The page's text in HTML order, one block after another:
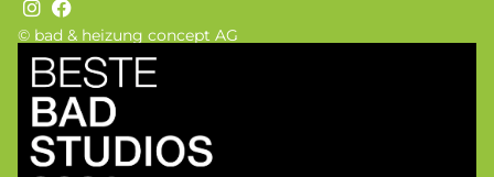
© bad & heizung concept AG